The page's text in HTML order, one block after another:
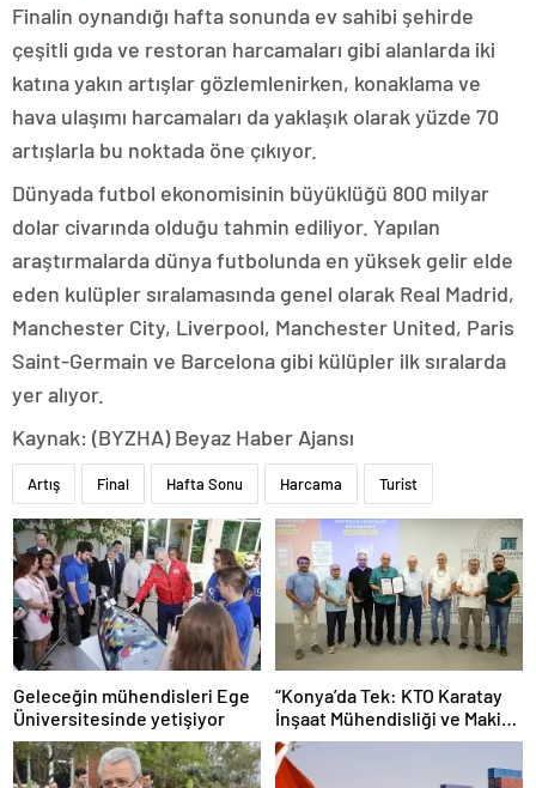
Finalin oynandığı hafta sonunda ev sahibi şehirde
çeşitli gıda ve restoran harcamaları gibi alanlarda iki
katına yakın artışlar gözlemlenirken, konaklama ve
hava ulaşımı harcamaları da yaklaşık olarak yüzde 70
artışlarla bu noktada öne çıkıyor.
Dünyada futbol ekonomisinin büyüklüğü 800 milyar
dolar civarında olduğu tahmin ediliyor. Yapılan
araştırmalarda dünya futbolunda en yüksek gelir elde
eden kulüpler sıralamasında genel olarak Real Madrid,
Manchester City, Liverpool, Manchester United, Paris
Saint-Germain ve Barcelona gibi külüpler ilk sıralarda
yer alıyor.
Kaynak: (BYZHA) Beyaz Haber Ajansı
Artış Final Hafta Sonu Harcama Turist
Geleceğin mühendisleri Ege
Üniversitesinde yetişiyor
“Konya’da Tek: KTO Karatay
İnşaat Mühendisliği ve Makine
Mühendisliği Bölümleri
Avrupa’da Tanınacak”